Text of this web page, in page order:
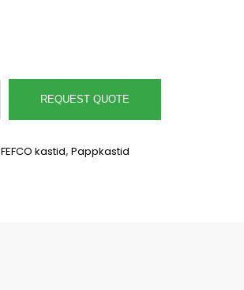
REQUEST QUOTE
FEFCO kastid, Pappkastid